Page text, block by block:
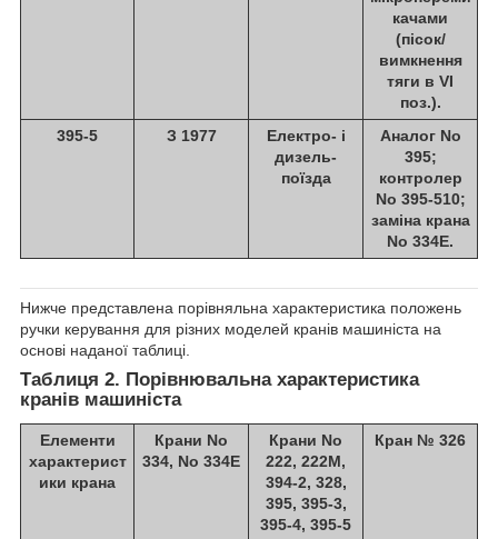
качами
(пісок/
вимкнення
тяги в VI
поз.).
395-5
З 1977
Електро- і
дизель-
поїзда
Аналог No
395;
контролер
No 395-510;
заміна крана
No 334Е.
Нижче представлена порівняльна характеристика положень
ручки керування для різних моделей кранів машиніста на
основі наданої таблиці.
Таблиця 2. Порівнювальна характеристика
кранів машиніста
Елементи
характерист
ики крана
Крани No
334, No 334Е
Крани No
222, 222М,
394-2, 328,
395, 395-3,
395-4, 395-5
Кран № 326